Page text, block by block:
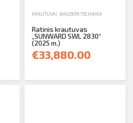
KRAUTUVAI NAUDOTA TECHNIKA
Ratinis krautuvas
„SUNWARD SWL 2830“
(2025 m.)
€33,880.00